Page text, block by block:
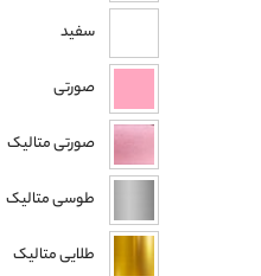
سفید
صورتی
صورتی متالیک
طوسی متالیک
طلایی متالیک